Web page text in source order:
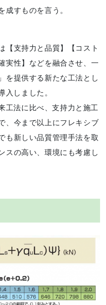
成すものを言う。
【支持力と品質】【コスト
実性】などを融合させ、一
を提供する新たな工法とし
入しました。
工法に比べ、支持力と施工
、今まで以上にフレキシブ
も新しい品質管理手法を取
スの高い、環境にも考慮し